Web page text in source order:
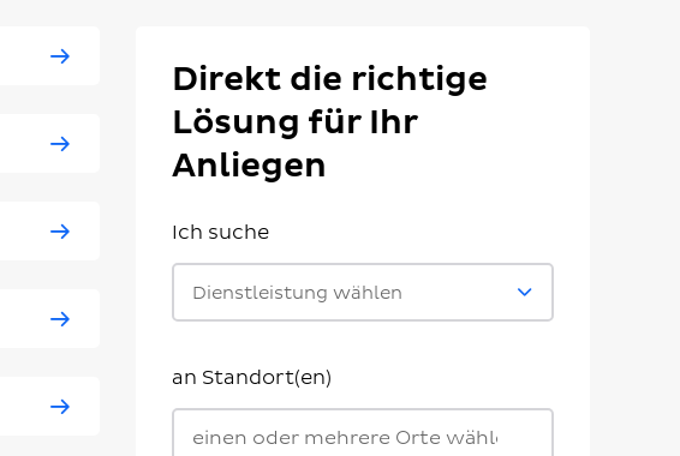
Direkt die richtige
Lösung für Ihr
Anliegen
Ich suche
Dienstleistung wählen
an Standort(en)